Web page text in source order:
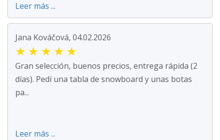
Leer más ...
Jana Kováčová, 04.02.2026
★ ★ ★ ★ ★
Gran selección, buenos precios, entrega rápida (2
días). Pedí una tabla de snowboard y unas botas
pa...
Leer más ...